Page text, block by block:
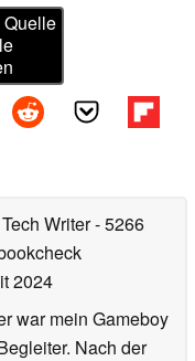
Writer- 5266
2024
war mein Gameboy
Nach der